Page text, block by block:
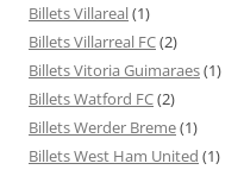
Billets Villareal(1)
Billets Villarreal FC(2)
Billets Vitoria Guimaraes(1)
Billets Watford FC(2)
Billets Werder Breme(1)
Billets West Ham United (1)